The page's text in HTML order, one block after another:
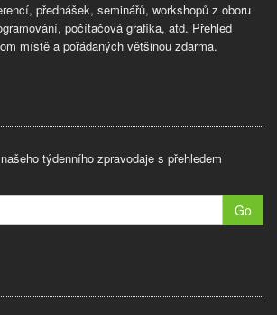
přednášek, seminářů, workshopů z oboru
počítačová grafika, atd. Přehled
místě a pořádaných většinou zdarma.
týdenního zpravodaje s přehledem
Go